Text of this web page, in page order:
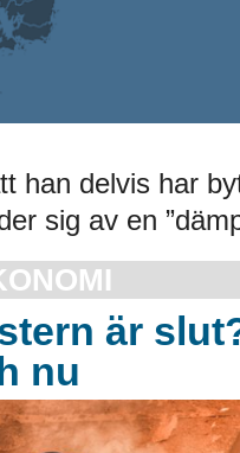
han delvis har
sig av en
är
nu